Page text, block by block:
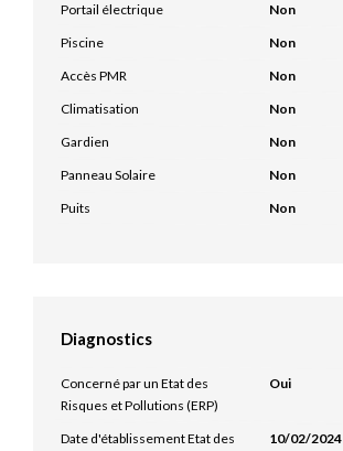
Portail électrique
Non
Piscine
Non
Accès PMR
Non
Climatisation
Non
Gardien
Non
Panneau Solaire
Non
Puits
Non
Diagnostics
Concerné par un Etat des
Risques et Pollutions (ERP)
Oui
Date d'établissement Etat des
10/02/2024